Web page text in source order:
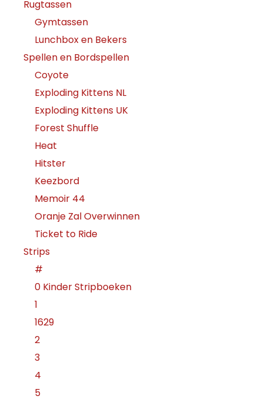
Rugtassen
Gymtassen
Lunchbox en Bekers
Spellen en Bordspellen
Coyote
Exploding Kittens NL
Exploding Kittens UK
Forest Shuffle
Heat
Hitster
Keezbord
Memoir 44
Oranje Zal Overwinnen
Ticket to Ride
Strips
#
0 Kinder Stripboeken
1
1629
2
3
4
5